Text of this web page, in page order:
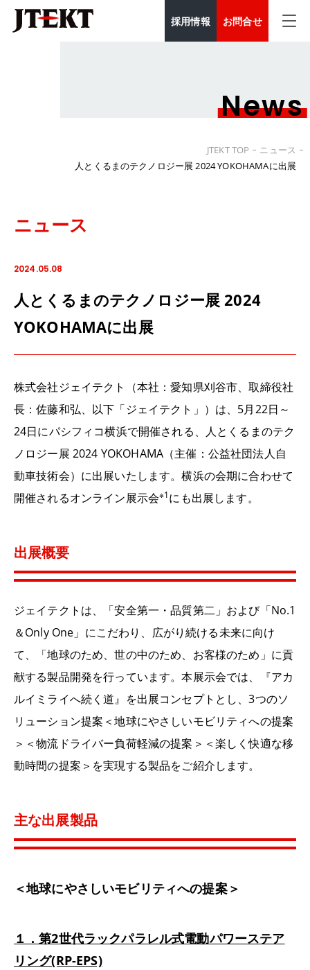
採用情報 お問合せ
News
JTEKT TOP
ニュース
人とくるまのテクノロジー展 2024 YOKOHAMAに出展
ニュース
2024.05.08
人とくるまのテクノロジー展 2024
YOKOHAMAに出展
株式会社ジェイテクト（本社：愛知県刈谷市、取締役社
長：佐藤和弘、以下「ジェイテクト」）は、 5月22日～
24日にパシフィコ横浜で開催される、人とくるまのテク
ノロジー展 2024 YOKOHAMA （主催：公益社団法人自
動車技術会）に出展いたします。横浜の会期に合わせて
開催されるオンライン展示会※1にも出展します。
出展概要
ジェイテクトは、「安全第一・品質第二」および「No.1
＆Only One」にこだわり、広がり続ける未来に向け
て、「地球のため、世の中のため、お客様のため」に貢
献する製品開発を行っています。本展示会では、『アカ
ルイミライへ続く道』を出展コンセプトとし、3つのソ
リューション提案＜地球にやさしいモビリティへの提案
＞＜物流ドライバー負荷軽減の提案＞＜楽しく快適な移
動時間の提案＞を実現する製品をご紹介します。
主な出展製品
＜地球にやさしいモビリティへの提案＞
１．第2世代ラックパラレル式電動パワーステア
リング(RP-EPS)